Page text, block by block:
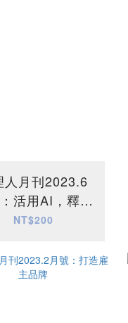
人月刊2023.6
活用AI，釋放
力 - ChatGPT
NT$200